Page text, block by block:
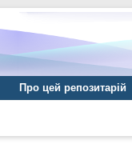
Про цей репозитарій